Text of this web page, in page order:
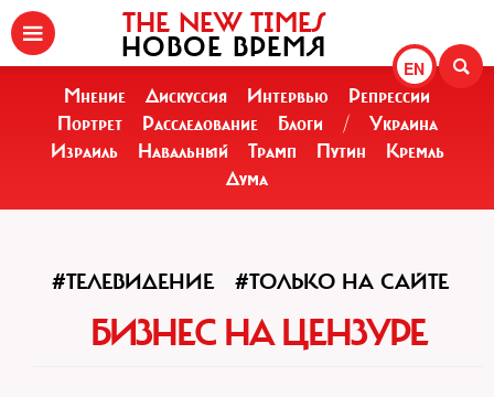
EN
THE NEW TIMES
НОВОЕ ВРЕМЯ
Мнение Дискуссия Интервью
Репрессии
Портрет
Расследование Блоги /
Украина
Израиль
Навальный Трамп Путин
Кремль
Дума
#ТЕЛЕВИДЕНИЕ #ТОЛЬКО НА САЙТЕ
БИЗНЕС НА ЦЕНЗУРЕ